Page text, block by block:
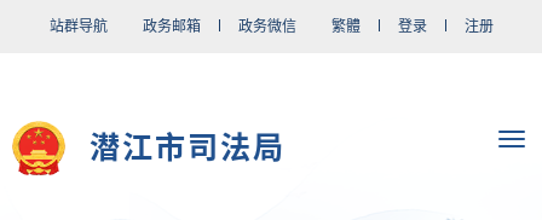
站群导航 政务邮箱 政务微信 繁體 登录 注册
潜江市司法局